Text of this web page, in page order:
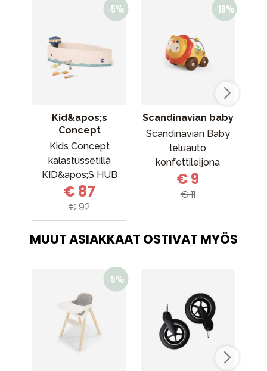
Kid&apos;s
Concept
Kids Concept
kalastussetillä
KID&apos;S HUB
€ 87
€ 92
Scandinavian baby
Scandinavian Baby
leluauto
konfettileijona
€ 9
€ 11
MUUT ASIAKKAAT OSTIVAT MYÖS